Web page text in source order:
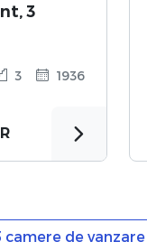
3
3 1936
de